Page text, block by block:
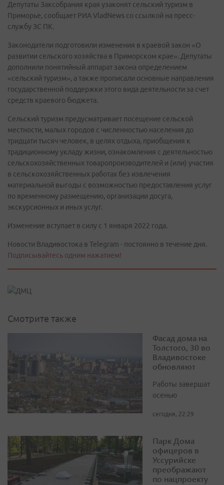
Депутаты Заксобрания края узаконят сельский туризм в
Приморье, сообщает РИА VladNews со ссылкой на пресс-
службу ЗС ПК.
Законодатели подготовили изменения в краевой закон «О
развитии сельского хозяйства в Приморском крае». Депутаты
дополнили понятийный аппарат закона определением
«сельский туризм», а также прописали основные направления
государственной поддержки этого вида деятельности за счет
средств краевого бюджета.
Сельский туризм предусматривает посещение сельской
местности, малых городов с численностью населения до
тридцати тысяч человек, в целях отдыха, приобщения к
традиционному укладу жизни, ознакомления с деятельностью
сельскохозяйственных товаропроизводителей и (или) участия
в сельскохозяйственных работах без извлечения
материальной выгоды с возможностью предоставления услуг
по временному размещению, организации досуга,
экскурсионных и иных услуг.
Изменение вступает в силу с 1 января 2022 года.
Новости Владивостока в Telegram - постоянно в течение дня.
Подписывайтесь одним нажатием!
Смотрите также
Фасад дома на
Толстого, 30 во
Владивостоке
обновляют
Работы завершат
осенью
сегодня, 22:29
Парк Дома
офицеров в
Уссурийске
преображают
по нацпроекту